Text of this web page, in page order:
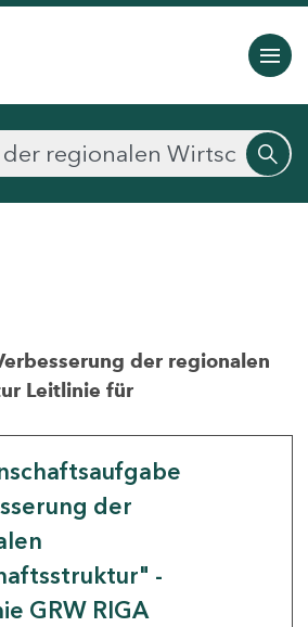
der regionalen
Leitlinie für
der
-
GRW RIGA